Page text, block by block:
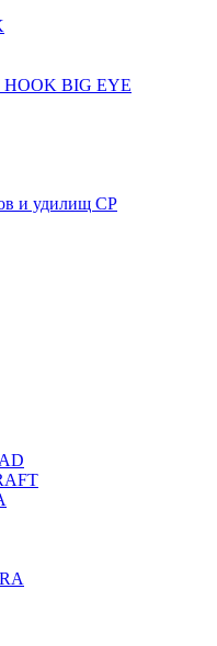
HOOK BIG EYE
и удилищ СР